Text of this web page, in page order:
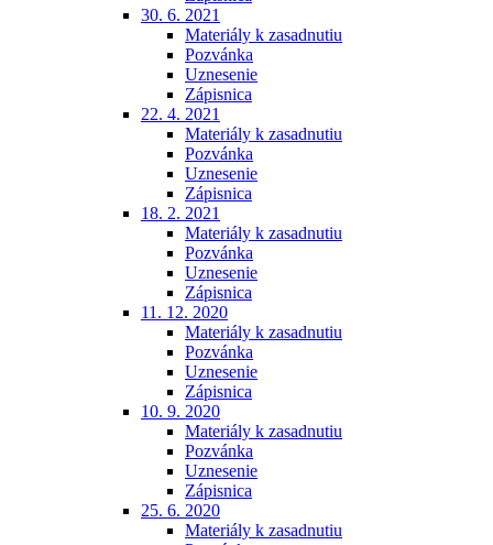
30. 6. 2021
Materiály k zasadnutiu
Pozvánka
Uznesenie
Zápisnica
22. 4. 2021
Materiály k zasadnutiu
Pozvánka
Uznesenie
Zápisnica
18. 2. 2021
Materiály k zasadnutiu
Pozvánka
Uznesenie
Zápisnica
11. 12. 2020
Materiály k zasadnutiu
Pozvánka
Uznesenie
Zápisnica
10. 9. 2020
Materiály k zasadnutiu
Pozvánka
Uznesenie
Zápisnica
25. 6. 2020
Materiály k zasadnutiu